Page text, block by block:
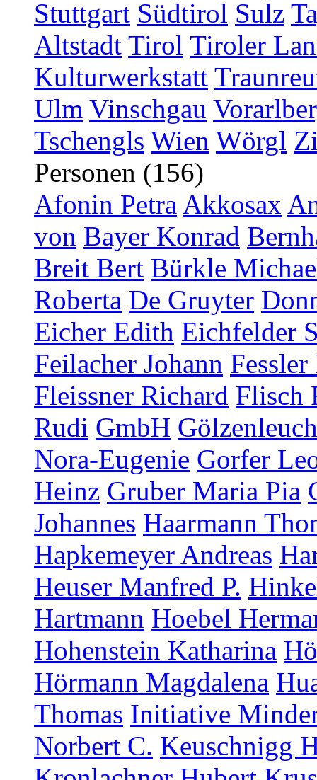
Stuttgart Südtirol Sulz
Altstadt Tirol Tiroler
Kulturwerkstatt
Ulm Vinschgau
Tschengls Wien Wörgl
Personen (156)
Afonin Petra Akkosax
von Bayer Konrad
Breit Bert Bürkle
Roberta De Gruyter
Eicher Edith Eichfelder
Feilacher Johann Fessler
Fleissner Richard Flisch
Rudi GmbH
Nora-Eugenie Gorfer
Heinz Gruber Maria Pia
Johannes Haarmann
Hapkemeyer Andreas
Heuser Manfred P.
Hartmann Hoebel
Hohenstein Katharina
Hörmann Magdalena
Thomas Initiative
Norbert C. Keuschnigg